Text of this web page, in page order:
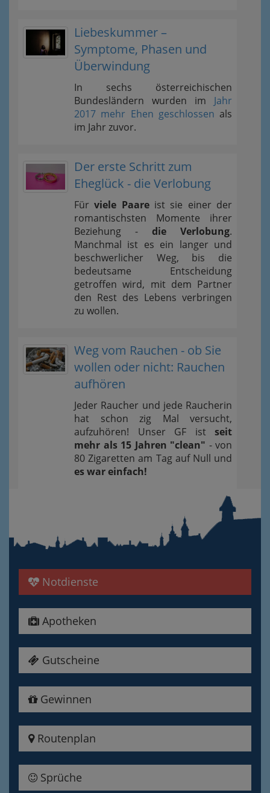
Liebeskummer –
Symptome, Phasen und
Überwindung
In sechs österreichischen
Bundesländern wurden im Jahr
2017 mehr Ehen geschlossen als
im Jahr zuvor.
Der erste Schritt zum
Eheglück - die Verlobung
Fürviele Paareist sie einer der
romantischsten Momente ihrer
Beziehung - die Verlobung.
Manchmal ist es ein langer und
beschwerlicher Weg, bis die
bedeutsame Entscheidung
getroffen wird, mit dem Partner
den Rest des Lebens verbringen
zu wollen.
Weg vom Rauchen - ob Sie
wollen oder nicht: Rauchen
aufhören
Jeder Raucher und jede Raucherin
hat schon zig Mal versucht,
aufzuhören! Unser GF ist seit
mehr als 15 Jahren "clean" - von
80 Zigaretten am Tag auf Null und
es war einfach!
Notdienste
Apotheken
Gutscheine
Gewinnen
Routenplan
Sprüche